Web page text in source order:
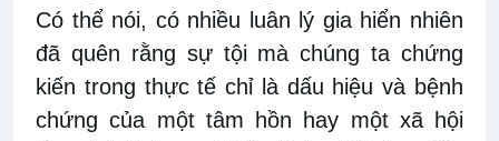
Có thể nói, có nhiều luân lý gia hiển nhiên
đã quên rằng sự tội mà chúng ta chứng
kiến trong thực tế chỉ là dấu hiệu và bệnh
chứng của một tâm hồn hay một xã hội